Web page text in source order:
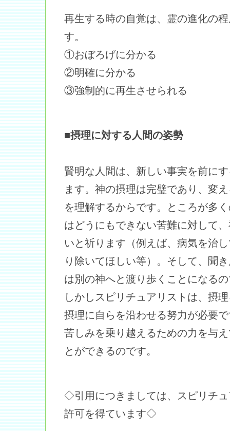
再生する時の自覚は、霊の進化の
す。
①おぼろげに分かる
②明確に分かる
③強制的に再生させられる
■摂理に対する人間の姿勢
賢明な人間は、新しい事実を前に
ます。神の摂理は完璧であり、変
を理解するからです。ところが多
はどうにもできない苦難に対して
いと祈ります（例えば、病気を治
り除いてほしい等）。そして、聞
は別の神へと渡り歩くことになる
しかしスピリチュアリストは、摂
摂理に自らを沿わせる努力が必要
苦しみを乗り越えるための力を与
とができるのです。
◇引用につきましては、スピリチ
許可を得ています◇